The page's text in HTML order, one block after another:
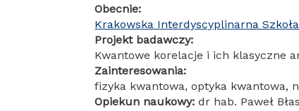
Obecnie:
Krakowska Interdyscyplinarna
Projekt badawczy:
Kwantowe korelacje i ich klasyczne
Zainteresowania:
fizyka kwantowa, optyka kwantowa,
Opiekun naukowy: dr hab. Paweł